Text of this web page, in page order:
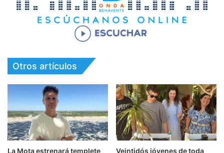
Otros artículos
La Mota estrenará templete
Veintidós jóvenes de toda